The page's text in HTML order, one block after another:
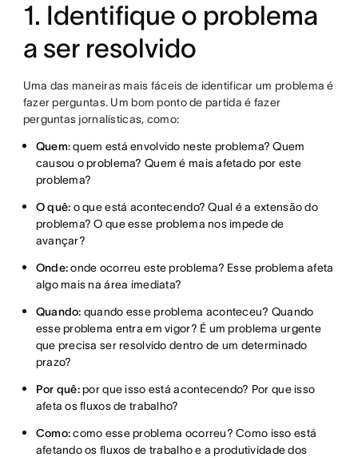
1. Identifique o problema
a ser resolvido
Uma das maneiras mais fáceis de identificar um problema é
fazer perguntas. Um bom ponto de partida é fazer
perguntas jornalísticas, como:
Quem: quem está envolvido neste problema? Quem
causou o problema? Quem é mais afetado por este
problema?
O quê: o que está acontecendo? Qual é a extensão do
problema? O que esse problema nos impede de
avançar?
Onde:onde ocorreu este problema? Esse problema afeta
algo mais na área imediata?
Quando: quando esse problema aconteceu? Quando
esse problema entra em vigor? É um problema urgente
que precisa ser resolvido dentro de um determinado
prazo?
Por quê:por que isso está acontecendo? Por que isso
afeta os fluxos de trabalho?
Como:como esse problema ocorreu? Como isso está
afetando os fluxos de trabalho e a produtividade dos